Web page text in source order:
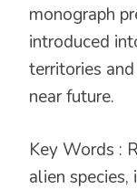
monograph
introduced
territories
near future.
Key Words :
alien species,